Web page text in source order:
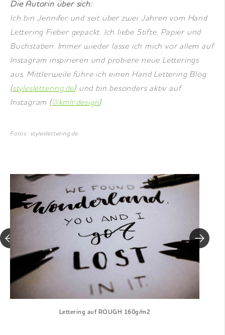
Die Autorin über sich:
Ich bin Jennifer und seit über zwei Jahren vom Hand
Lettering Fieber gepackt. Ich liebe Stifte, Papier und
Buchstaben. Immer wieder lasse ich mich vor allem auf
Instagram inspirieren und probiere neue Letterings
aus. Mittlerweile führe ich einen Hand Lettering Blog
(styleslettering.de) und bin besonders aktiv auf
Instagram (@kmlr.design).
Fotos: styleslettering.de
Lettering auf ROUGH 160g/m2